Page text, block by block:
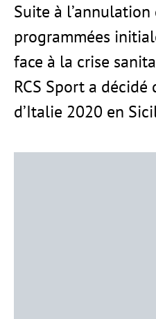
Suite à
programmées
face à la crise
RCS Sport a
d’Italie 2020 en